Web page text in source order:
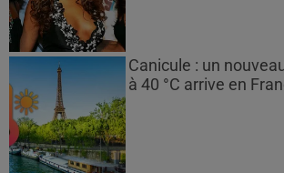
Canicule : un
à 40 °C arrive en